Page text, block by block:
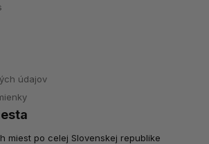
údajov
miest po celej Slovenskej republike